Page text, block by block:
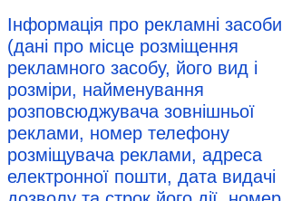
Інформація про рекламні засоби
(дані про місце розміщення
рекламного засобу, його вид і
розміри, найменування
розповсюджувача зовнішньої
реклами, номер телефону
розміщувача реклами, адреса
електронної пошти, дата видачі